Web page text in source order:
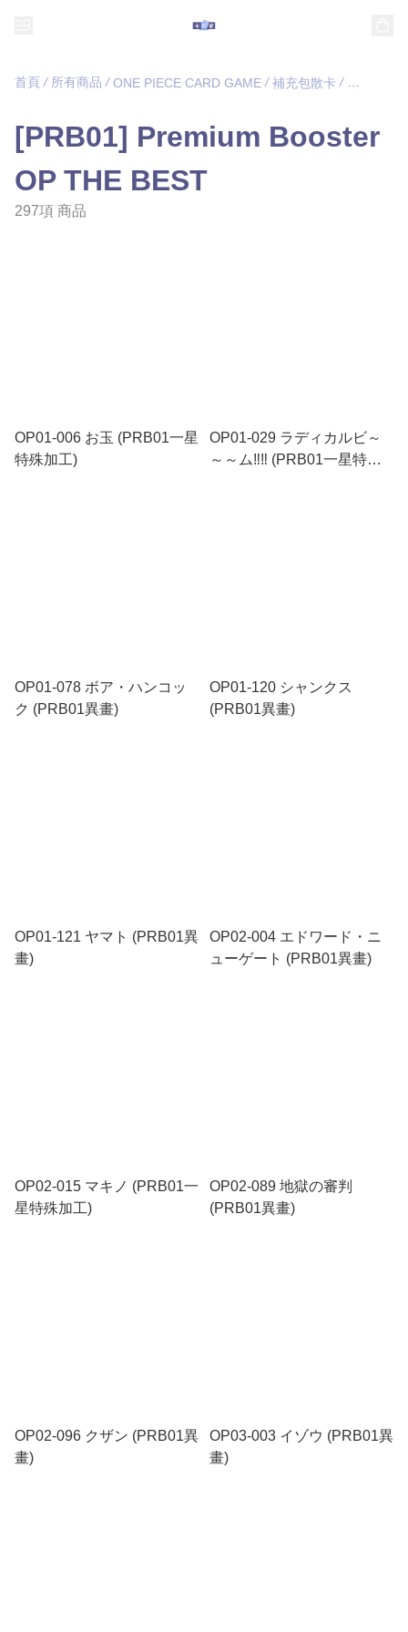
首頁 / 所有商品 / ONE PIECE CARD GAME / 補充包散卡 /
[PRB01] Premium Booster
OP THE BEST
297項 商品
OP01-006 お玉 (PRB01一星
特殊加工)
OP01-029 ラディカルビ～
～～ム‼‼ (PRB01一星特殊
OP01-078 ボア・ハンコッ
ク (PRB01異畫)
OP01-120 シャンクス
(PRB01異畫)
OP01-121 ヤマト (PRB01異
畫)
OP02-004 エドワード・ニ
ューゲート (PRB01異畫)
OP02-015 マキノ (PRB01一
星特殊加工)
OP02-089 地獄の審判
(PRB01異畫)
OP02-096 クザン (PRB01異
畫)
OP03-003 イゾウ (PRB01異
畫)